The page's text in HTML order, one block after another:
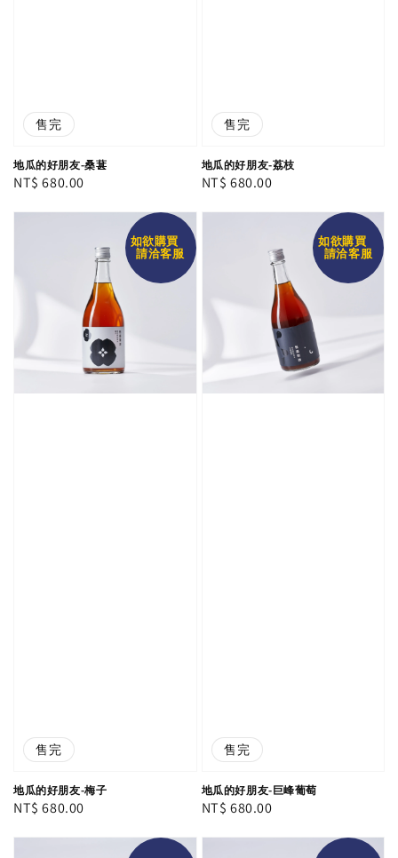
售完
地瓜的好朋友-桑葚
Regular
NT$ 680.00
售完
地瓜的好朋友-荔枝
Regular
NT$ 680.00
售完
如欲購買
請洽客服
地瓜的好朋友-梅子
Regular
NT$ 680.00
售完
如欲購買
請洽客服
地瓜的好朋友-巨峰葡萄
Regular
NT$ 680.00